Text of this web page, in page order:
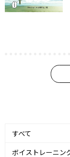
すべて
ボイストレーニン